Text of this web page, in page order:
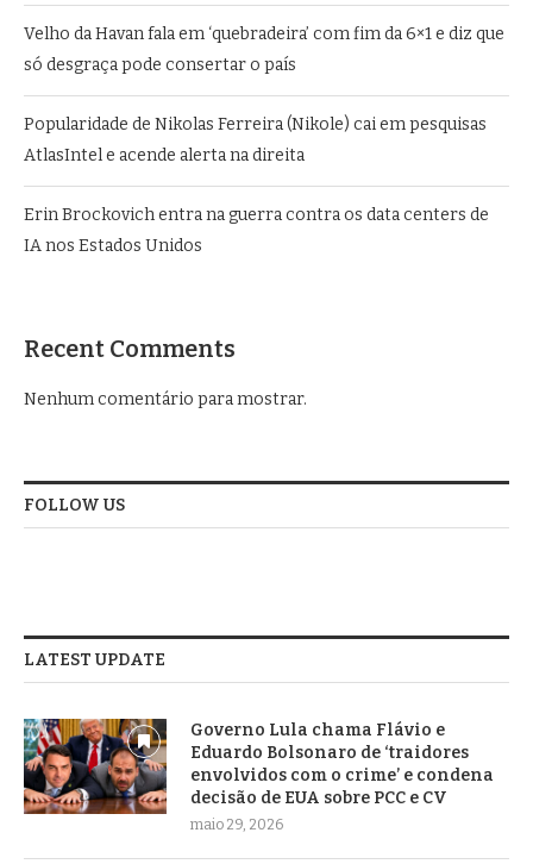
Velho da Havan fala em ‘quebradeira’ com fim da 6×1 e diz que
só desgraça pode consertar o país
Popularidade de Nikolas Ferreira (Nikole) cai em pesquisas
AtlasIntel e acende alerta na direita
Erin Brockovich entra na guerra contra os data centers de
IA nos Estados Unidos
Recent Comments
Nenhum comentário para mostrar.
FOLLOW US
LATEST UPDATE
Governo Lula chama Flávio e
Eduardo Bolsonaro de ‘traidores
envolvidos com o crime’ e condena
decisão de EUA sobre PCC e CV
maio 29, 2026